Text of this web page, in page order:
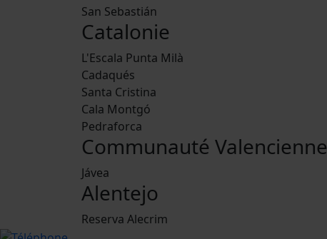
San Sebastián
Catalonie
L'Escala Punta Milà
Cadaqués
Santa Cristina
Cala Montgó
Pedraforca
Communauté Valencienne
Jávea
Alentejo
Reserva Alecrim